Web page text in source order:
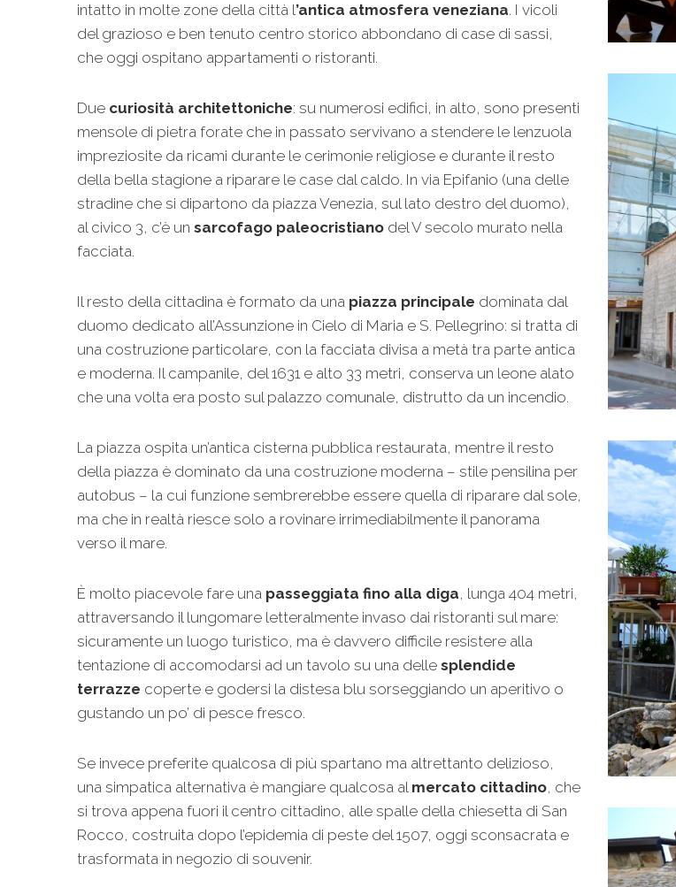
intatto in molte zone della città l’antica atmosfera veneziana. I vicoli
del grazioso e ben tenuto centro storico abbondano di case di sassi,
che oggi ospitano appartamenti o ristoranti.
Due curiosità architettoniche: su numerosi edifici, in alto, sono presenti
mensole di pietra forate che in passato servivano a stendere le lenzuola
impreziosite da ricami durante le cerimonie religiose e durante il resto
della bella stagione a riparare le case dal caldo. In via Epifanio (una delle
stradine che si dipartono da piazza Venezia, sul lato destro del duomo),
al civico 3, c’è un sarcofago paleocristiano del V secolo murato nella
facciata.
Il resto della cittadina è formato da una piazza principale dominata dal
duomo dedicato all’Assunzione in Cielo di Maria e S. Pellegrino: si tratta di
una costruzione particolare, con la facciata divisa a metà tra parte antica
e moderna. Il campanile, del 1631 e alto 33 metri, conserva un leone alato
che una volta era posto sul palazzo comunale, distrutto da un incendio.
La piazza ospita un’antica cisterna pubblica restaurata, mentre il resto
della piazza è dominato da una costruzione moderna – stile pensilina per
autobus – la cui funzione sembrerebbe essere quella di riparare dal sole,
ma che in realtà riesce solo a rovinare irrimediabilmente il panorama
verso il mare.
È molto piacevole fare una passeggiata fino alla diga, lunga 404 metri,
attraversando il lungomare letteralmente invaso dai ristoranti sul mare:
sicuramente un luogo turistico, ma è davvero difficile resistere alla
tentazione di accomodarsi ad un tavolo su una delle splendide
terrazze coperte e godersi la distesa blu sorseggiando un aperitivo o
gustando un po’ di pesce fresco.
Se invece preferite qualcosa di più spartano ma altrettanto delizioso,
una simpatica alternativa è mangiare qualcosa al mercato cittadino, che
si trova appena fuori il centro cittadino, alle spalle della chiesetta di San
Rocco, costruita dopo l’epidemia di peste del 1507, oggi sconsacrata e
trasformata in negozio di souvenir.